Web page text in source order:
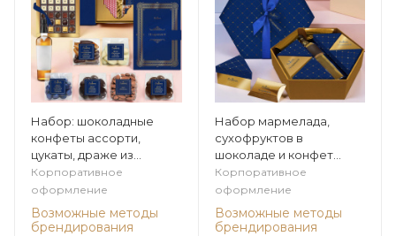
Набор: шоколадные
конфеты ассорти,
цукаты, драже из
коллекции Мужская
коллекция
Корпоративное
оформление
Возможные методы
брендирования
Набор мармелада,
сухофруктов в
шоколаде и конфет
марципановых 690г из
коллекции Мужская
коллекция
Корпоративное
оформление
Возможные методы
брендирования